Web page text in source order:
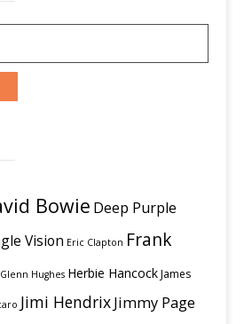
Bowie Deep Purple
Vision Eric Clapton Frank
Glenn Hughes Herbie HancockJames
Jimi HendrixJimmy Page